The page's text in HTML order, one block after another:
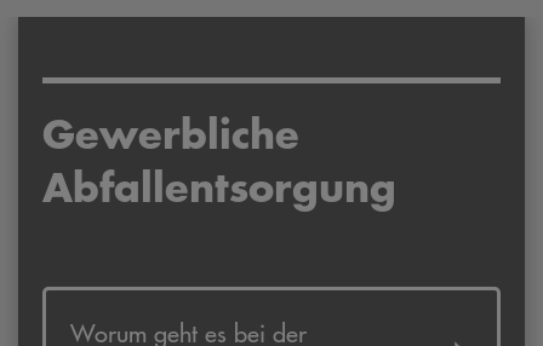
Gewerbliche
Abfallentsorgung
Worum geht es bei der